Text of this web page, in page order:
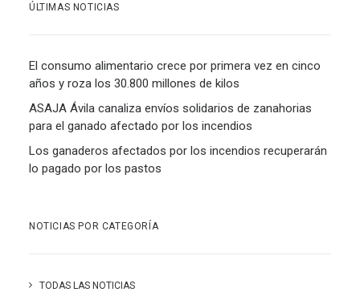
ÚLTIMAS NOTICIAS
El consumo alimentario crece por primera vez en cinco
años y roza los 30.800 millones de kilos
ASAJA Ávila canaliza envíos solidarios de zanahorias
para el ganado afectado por los incendios
Los ganaderos afectados por los incendios recuperarán
lo pagado por los pastos
NOTICIAS POR CATEGORÍA
TODAS LAS NOTICIAS